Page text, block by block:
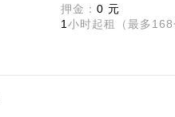
押金： 0 元
1 小时起租（最多168